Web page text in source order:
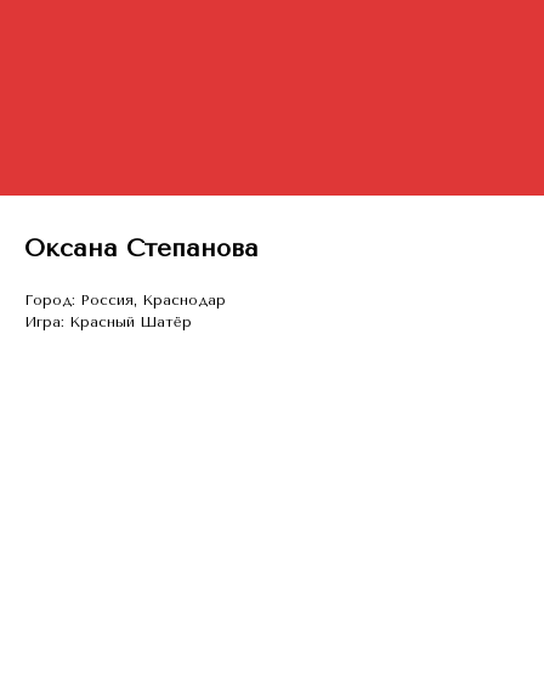
Оксана Степанова
Город: Россия, Краснодар
Игра: Красный Шатёр